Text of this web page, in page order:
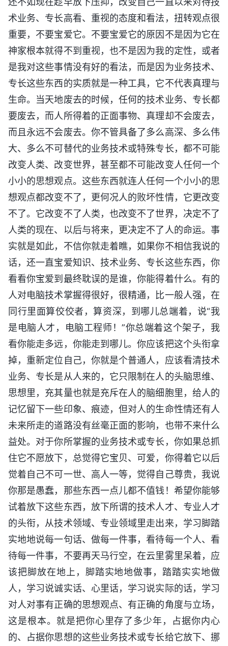
术业务、专长高看、重视的态度和看法，扭转观点很
重要，不要宝爱它。不要宝爱它的原因不是因为它在
神家根本就得不到重视，也不是因为我的定性，或者
是我对这些事情没有好的看法，而是因为业务技术、
专长这些东西的实质就是一种工具，它不代表真理与
生命。当天地废去的时候，任何的技术业务、专长都
要废去，而人所得着的正面事物、真理却不会废去，
而且永远不会废去。你不管具备了多么高深、多么伟
大、多么不可替代的业务技术或特殊专长，都不可能
改变人类、改变世界，甚至都不可能改变人任何一个
小小的思想观点。这些东西就连人任何一个小小的思
想观点都改变不了，更何况人的败坏性情，它更改变
不了。它改变不了人类，也改变不了世界，决定不了
人类的现在、以后与将来，更决定不了人的命运。事
实就是如此，不信你就走着瞧，如果你不相信我说的
话，还一直宝爱知识、技术业务、专长这些东西，你
看看你宝爱到最终耽误的是谁，你能得着什么。有的
人对电脑技术掌握得很好，很精通，比一般人强，在
同行里面算佼佼者，算资深，到哪儿总端着，说“我
是电脑人才，电脑工程师！”你总端着这个架子，我
看你能走多远，你能走到哪儿。你应该把这个头衔拿
掉，重新定位自己，你就是个普通人，应该看清技术
业务、专长是从人来的，它只限制在人的头脑思维、
思想里，充其量也就是充斥在人的脑细胞里，给人的
记忆留下一些印象、痕迹，但对人的生命性情还有人
未来所走的道路没有丝毫正面的影响，也带不来什么
益处。对于你所掌握的业务技术或专长，你如果总抓
住它不愿放下，总觉得它宝贝、可爱，你得着它以后
觉着自己不可一世、高人一等，觉得自己尊贵，我说
你那是愚蠢，那些东西一点儿都不值钱！希望你能够
试着放下这些东西，放下所谓的技术人才、专业人才
的头衔，从技术领域、专业领域里走出来，学习脚踏
实地地说每一句话、做每一件事，看待每一个人、看
待每一件事，不要再天马行空，在云里雾里呆着，应
该把脚放在地上，脚踏实地地做事，踏踏实实地做
人，学习说诚实话、心里话，学习说实际的话，学习
对人对事有正确的思想观点、有正确的角度与立场，
这是根本。就是把你心里存了多少年，占据你内心
的、占据你思想的这些业务技术或专长给它放下、挪